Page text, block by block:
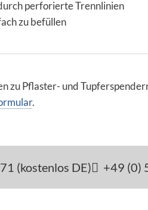
perforierte Trennlinien
zu befüllen
zu Pflaster- und
.
(kostenlos DE) +49 (0)